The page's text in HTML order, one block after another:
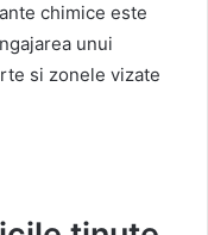
chimice este
unui
si zonele vizate